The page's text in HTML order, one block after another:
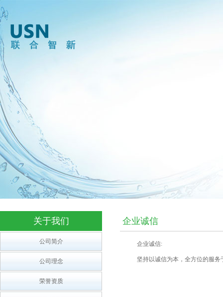
关于我们
公司简介
公司理念
荣誉资质
企业诚信
企业诚信:
坚持以诚信为本，全方位的服务